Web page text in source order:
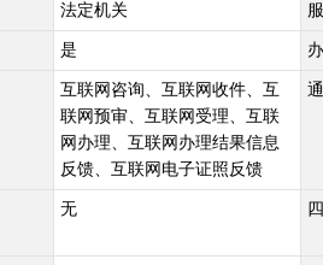
法定机关
是
互联网咨询、互联网收件、互
联网预审、互联网受理、互联
网办理、互联网办理结果信息
反馈、互联网电子证照反馈
无